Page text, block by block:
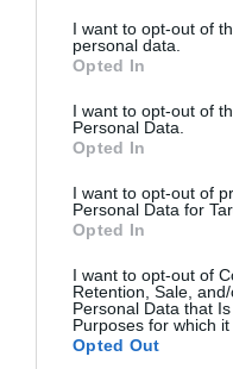
not limited to your visit or
grant or deny consent to
use your data for below
consent section.
I want to opt-out of
personal data.
Opted In
I want to opt-out of
Personal Data.
Opted In
I want to opt-out of
Personal Data for
Opted In
I want to opt-out of
Retention, Sale,
Personal Data that
Purposes for which it
Opted Out
902.456.5727,
#novascotia #canada
#westmountelementary
#reddoorrealty
A post shared byRed
A pontos és precíz szűz
mindennek van helye, a